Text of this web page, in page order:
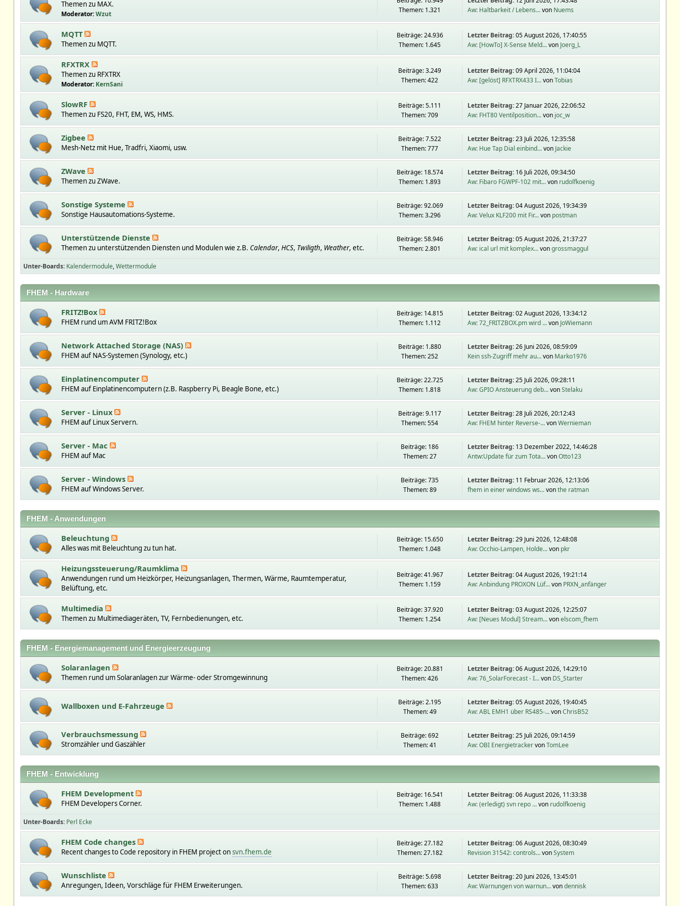
Themen zu MAX.
Moderator:Wzut
Themen: 1.321
Aw: Haltbarkeit / Lebens...von Nuems
MQTT
Themen zu MQTT.
Beiträge: 24.936
Themen: 1.645
Letzter Beitrag:05 August 2026, 17:40:55
Aw: [HowTo] X-Sense Meld...von Joerg_L
RFXTRX
Themen zu RFXTRX
Moderator: KernSani
Beiträge: 3.249
Themen: 422
Letzter Beitrag:09 April 2026, 11:04:04
Aw: [gelöst] RFXTRX433 I...vonTobias
SlowRF
Themen zu FS20, FHT, EM, WS, HMS.
Beiträge: 5.111
Themen: 709
Letzter Beitrag:27 Januar 2026, 22:06:52
Aw: FHT80 Ventilposition...von joc_w
Zigbee
Mesh-Netz mit Hue, Tradfri, Xiaomi, usw.
Beiträge: 7.522
Themen: 777
Letzter Beitrag:23 Juli 2026, 12:35:58
Aw: Hue Tap Dial einbind...von Jackie
ZWave
Themen zu ZWave.
Beiträge: 18.574
Themen: 1.893
Letzter Beitrag: 16 Juli 2026, 09:34:50
Aw: Fibaro FGWPF-102 mit...von rudolfkoenig
Sonstige Systeme
Sonstige Hausautomations-Systeme.
Beiträge: 92.069
Themen: 3.296
Letzter Beitrag:04 August 2026, 19:34:39
Aw: Velux KLF200 mit Fir...von postman
Unterstützende Dienste
Themen zu unterstützenden Diensten und Modulen wie z.B. Calendar, HCS, Twiligth, Weather, etc.
Beiträge: 58.946
Themen: 2.801
Letzter Beitrag:05 August 2026, 21:37:27
Aw: ical url mit komplex...vongrossmaggul
Unter-Boards Kalendermodule Wettermodule
FHEM - Hardware
FRITZ!Box
FHEM rund um AVM FRITZ!Box
Beiträge: 14.815
Themen: 1.112
Letzter Beitrag:02 August 2026, 13:34:12
Aw: 72_FRITZBOX.pm wird ...von JoWiemann
Network Attached Storage (NAS)
FHEM auf NAS-Systemen (Synology, etc.)
Beiträge: 1.880
Themen: 252
Letzter Beitrag:26 Juni 2026, 08:59:09
Kein ssh-Zugriff mehr au...von Marko1976
Einplatinencomputer
FHEM auf Einplatinencomputern (z.B. Raspberry Pi, Beagle Bone, etc.)
Beiträge: 22.725
Themen: 1.818
Letzter Beitrag:25 Juli 2026, 09:28:11
Aw: GPIO Ansteuerung deb...vonStelaku
Server - Linux
FHEM auf Linux Servern.
Beiträge: 9.117
Themen: 554
Letzter Beitrag:28 Juli 2026, 20:12:43
Aw: FHEM hinter Reverse-...vonWernieman
Server - Mac
FHEM auf Mac
Beiträge: 186
Themen: 27
Letzter Beitrag: 13 Dezember 2022, 14:46:28
Antw:Update für zum Tota...vonOtto123
Server - Windows
FHEM auf Windows Server.
Beiträge: 735
Themen: 89
Letzter Beitrag: 11 Februar 2026, 12:13:06
fhem in einer windows ws...vonthe ratman
FHEM - Anwendungen
Beleuchtung
Alles was mit Beleuchtung zu tun hat.
Beiträge: 15.650
Themen: 1.048
Letzter Beitrag:29 Juni 2026, 12:48:08
Aw: Occhio-Lampen, Holde...von pkr
Heizungssteuerung/Raumklima
Anwendungen rund um Heizkörper, Heizungsanlagen, Thermen, Wärme, Raumtemperatur,
Belüftung, etc.
Beiträge: 41.967
Themen: 1.159
Letzter Beitrag:04 August 2026, 19:21:14
Aw: Anbindung PROXON Lüf...von PRXN_anfänger
Multimedia
Themen zu Multimediageräten, TV, Fernbedienungen, etc.
Beiträge: 37.920
Themen: 1.254
Letzter Beitrag:03 August 2026, 12:25:07
Aw: [Neues Modul] Stream...vonelscom_fhem
FHEM - Energiemanagement und Energieerzeugung
Solaranlagen
Themen rund um Solaranlagen zur Wärme- oder Stromgewinnung
Beiträge: 20.881
Themen: 426
Letzter Beitrag:06 August 2026, 14:29:10
Aw: 76_SolarForecast - I...von DS_Starter
Wallboxen und E-Fahrzeuge
Beiträge: 2.195
Themen: 49
Letzter Beitrag:05 August 2026, 19:40:45
Aw: ABL EMH1 über RS485-...vonChrisB52
Verbrauchsmessung
Stromzähler und Gaszähler
Beiträge: 692
Themen: 41
Letzter Beitrag:25 Juli 2026, 09:14:59
Aw: OBI EnergietrackervonTomLee
FHEM - Entwicklung
FHEM Development
FHEM Developers Corner.
Beiträge: 16.541
Themen: 1.488
Letzter Beitrag:06 August 2026, 11:33:38
Aw: (erledigt) svn repo ...von rudolfkoenig
Unter-Boards Perl Ecke
FHEM Code changes
Recent changes to Code repository in FHEM project onsvn.fhem.de
Beiträge: 27.182
Themen: 27.182
Letzter Beitrag:06 August 2026, 08:30:49
Revision 31542: controls...vonSystem
Wunschliste
Anregungen, Ideen, Vorschläge für FHEM Erweiterungen.
Beiträge: 5.698
Themen: 633
Letzter Beitrag:20 Juni 2026, 13:45:01
Aw: Warnungen von warnun...vondennisk